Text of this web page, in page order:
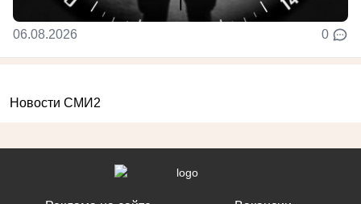
06.08.2026 0
Новости СМИ2